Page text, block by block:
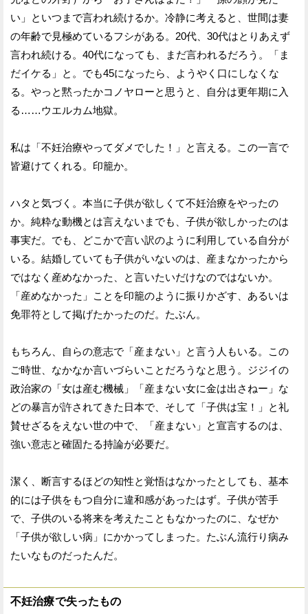
い」といつまで言われ続けるか。冷静に考えると、世間は妻
の年齢で見極めているフシがある。20代、30代はとりあえず
言われ続ける。40代になっても、まだ言われるだろう。「ま
だイケる」と。でも45になったら、ようやく口にしなくな
る。やっと黙ったかコノヤローと思うと、自分は更年期に入
る……ウエルカム地獄。
私は「不妊治療やってダメでした！」と言える。この一言で
皆避けてくれる。印籠か。
ハタと気づく。本当に子供が欲しくて不妊治療をやったの
か。純粋な動機とは言えないまでも、子供が欲しかったのは
事実だ。でも、どこかで言い訳のように利用している自分が
いる。結婚していても子供がいないのは、産まなかったから
ではなく産めなかった、と言いたいだけなのではないか。
「産めなかった」ことを印籠のように振りかざす、あるいは
免罪符として掲げたかったのだ。たぶん。
もちろん、自らの意志で「産まない」と言う人もいる。この
ご時世、なかなか言いづらいことだろうなと思う。ジジイの
政治家の「女は産む機械」「産まない女に金は出さねー」な
どの暴言が許されてきた日本で、そして「子供は宝！」と礼
賛せざるをえない世の中で、「産まない」と宣言するのは、
強い意志と確固たる持論が必要だ。
潔く、断言するほどの知性と覚悟はなかったとしても、基本
的には子供をもつ自分に違和感があったはず。子供が苦手
で、子供のいる将来を考えたこともなかったのに、なぜか
「子供が欲しい病」にかかってしまった。たぶん流行り病み
たいなものだったんだ。
不妊治療で失ったもの